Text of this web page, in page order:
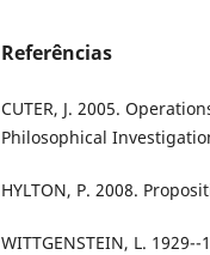
Referências
CUTER, J. 2005.
Philosophical
HYLTON, P. 2008.
WITTGENSTEIN, L.